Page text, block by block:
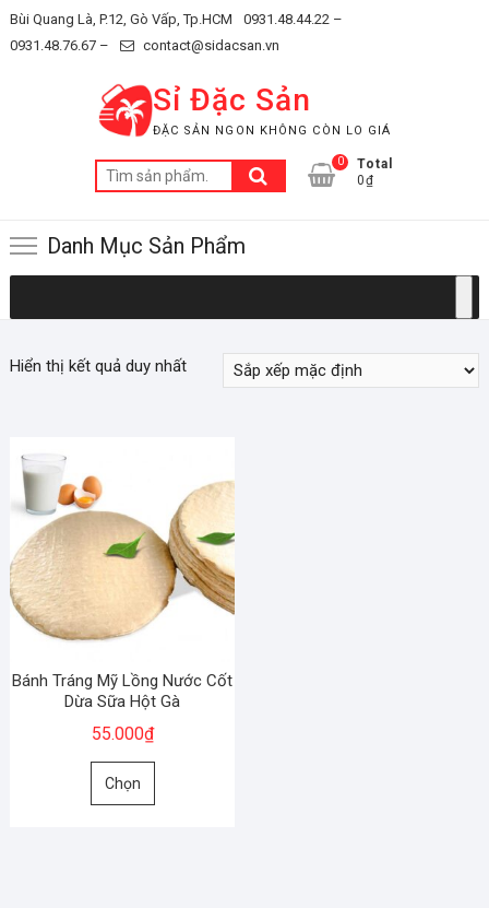
Skip
to
Bùi Quang Là, P.12, Gò Vấp, Tp.HCM
0931.48.44.22 –
0931.48.76.67 –
contact@sidacsan.vn
Sỉ Đặc Sản
ĐẶC SẢN NGON KHÔNG CÒN LO GIÁ
Tìm
kiếm:
0
Total
0₫
Danh Mục Sản Phẩm
Hiển thị kết quả duy nhất
Bánh Tráng Mỹ Lồng Nước Cốt
Dừa Sữa Hột Gà
55.000₫
Chọn
Sản